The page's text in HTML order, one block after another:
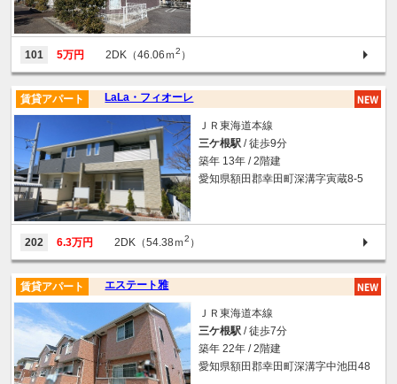
101 5万円 2DK（46.06ｍ2 ）
LaLa・フィオーレ
賃貸アパート
ＪＲ東海道本線
三ケ根駅 / 徒歩9分
築年 13年 / 2階建
愛知県額田郡幸田町深溝字寅蔵8-5
202 6.3万円 2DK（54.38ｍ2 ）
エステート雅
賃貸アパート
ＪＲ東海道本線
三ケ根駅 / 徒歩7分
築年 22年 / 2階建
愛知県額田郡幸田町深溝字中池田48